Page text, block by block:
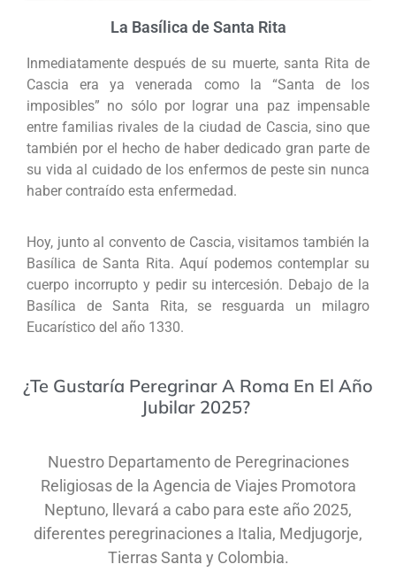
La Basílica de Santa Rita
Inmediatamente después de su muerte, santa Rita de
Cascia era ya venerada como la “Santa de los
imposibles” no sólo por lograr una paz impensable
entre familias rivales de la ciudad de Cascia, sino que
también por el hecho de haber dedicado gran parte de
su vida al cuidado de los enfermos de peste sin nunca
haber contraído esta enfermedad.
Hoy, junto al convento de Cascia, visitamos también la
Basílica de Santa Rita. Aquí podemos contemplar su
cuerpo incorrupto y pedir su intercesión. Debajo de la
Basílica de Santa Rita, se resguarda un milagro
Eucarístico del año 1330.
¿Te Gustaría Peregrinar A Roma En El Año
Jubilar 2025?
Nuestro Departamento de Peregrinaciones
Religiosas de la Agencia de Viajes Promotora
Neptuno, llevará a cabo para este año 2025,
diferentes peregrinaciones a Italia, Medjugorje,
Tierras Santa y Colombia.